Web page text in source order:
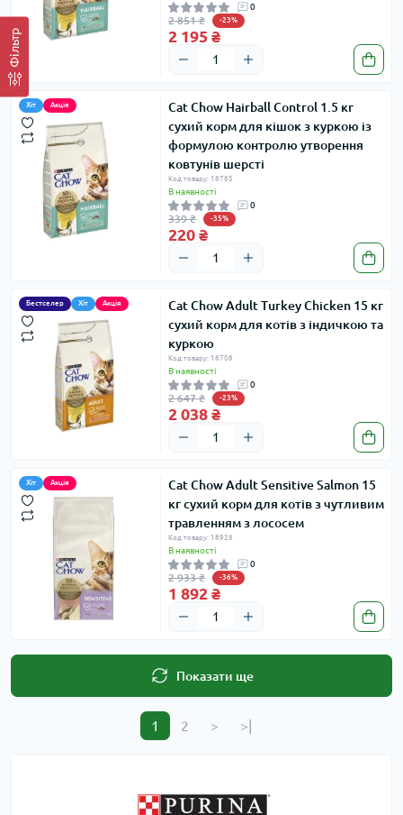
Фільтр
0
2 851 ₴ -23%
2 195 ₴
Хіт Акція
Cat Chow Hairball Control 1.5 кг
сухий корм для кішок з куркою із
формулою контролю утворення
ковтунів шерсті
Код товару: 18785
В наявності
0
339 ₴ -35%
220 ₴
Бестселер Хіт Акція
Cat Chow Adult Turkey Chicken 15 кг
сухий корм для котів з індичкою та
куркою
Код товару: 18708
В наявності
0
2 647 ₴ -23%
2 038 ₴
Хіт Акція
Cat Chow Adult Sensitive Salmon 15
кг сухий корм для котів з чутливим
травленням з лососем
Код товару: 18928
В наявності
0
2 933 ₴ -36%
1 892 ₴
Показати ще
1 2 > >|